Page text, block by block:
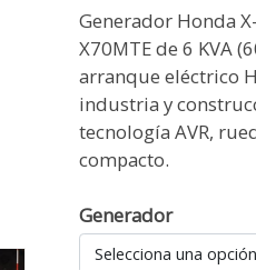
Generador Honda
X70MTE de 6 KVA
arranque eléctrico
industria y
tecnología AVR,
compacto.
Generador
Selecciona una opción